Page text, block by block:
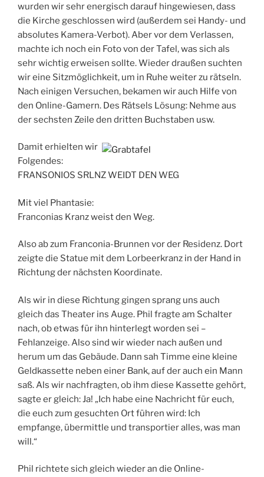
wurden wir sehr energisch darauf hingewiesen, dass
die Kirche geschlossen wird (außerdem sei Handy- und
absolutes Kamera-Verbot). Aber vor dem Verlassen,
machte ich noch ein Foto von der Tafel, was sich als
sehr wichtig erweisen sollte. Wieder draußen suchten
wir eine Sitzmöglichkeit, um in Ruhe weiter zu rätseln.
Nach einigen Versuchen, bekamen wir auch Hilfe von
den Online-Gamern. Des Rätsels Lösung: Nehme aus
der sechsten Zeile den dritten Buchstaben usw.
Damit erhielten wir
Folgendes:
FRANSONIOS SRLNZ WEIDT DEN WEG
Mit viel Phantasie:
Franconias Kranz weist den Weg.
Also ab zum Franconia-Brunnen vor der Residenz. Dort
zeigte die Statue mit dem Lorbeerkranz in der Hand in
Richtung der nächsten Koordinate.
Als wir in diese Richtung gingen sprang uns auch
gleich das Theater ins Auge. Phil fragte am Schalter
nach, ob etwas für ihn hinterlegt worden sei –
Fehlanzeige. Also sind wir wieder nach außen und
herum um das Gebäude. Dann sah Timme eine kleine
Geldkassette neben einer Bank, auf der auch ein Mann
saß. Als wir nachfragten, ob ihm diese Kassette gehört,
sagte er gleich: Ja! „Ich habe eine Nachricht für euch,
die euch zum gesuchten Ort führen wird: Ich
empfange, übermittle und transportier alles, was man
will.“
Phil richtete sich gleich wieder an die Online-